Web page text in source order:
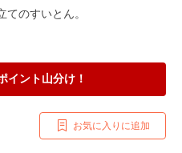
のすいとん。
イント山分け！
お気に入りに追加